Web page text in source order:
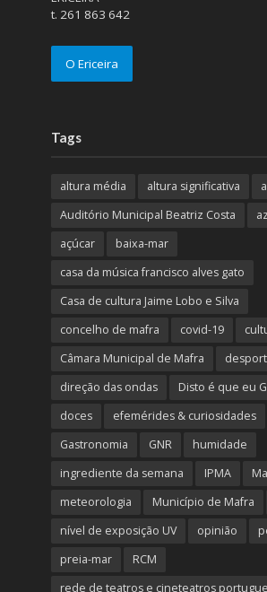
t. 261 863 642
O Ericeira
Tags
altura média altura significativa
Auditório Municipal Beatriz Costa
açúcar
baixa-mar
casa da música francisco alves gato
Casa de cultura Jaime Lobo e Silva
concelho de mafra
covid-19
Câmara Municipal de Mafra
direção das ondas
Disto é que eu
doces
efemérides & curiosidades
Gastronomia
GNR
humidade
ingrediente da semana
IPMA
meteorologia
Município de Mafra
nível de exposição UV
opinião
preia-mar
RCM
rede de teatros e cineteatros